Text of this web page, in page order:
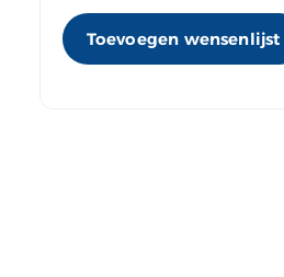
Toevoegen wensenlijst